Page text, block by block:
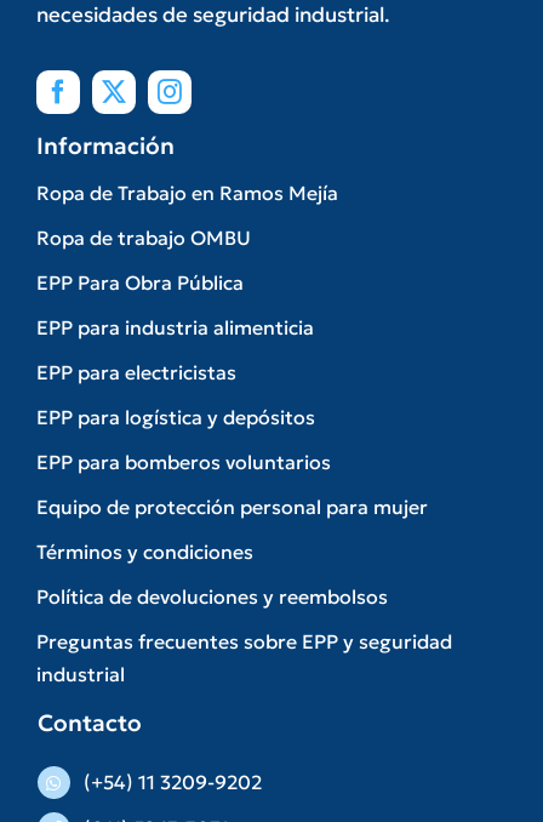
necesidades de seguridad industrial.
Información
Ropa de Trabajo en Ramos Mejía
Ropa de trabajo OMBU
EPP Para Obra Pública
EPP para industria alimenticia
EPP para electricistas
EPP para logística y depósitos
EPP para bomberos voluntarios
Equipo de protección personal para mujer
Términos y condiciones
Política de devoluciones y reembolsos
Preguntas frecuentes sobre EPP y seguridad
industrial
Contacto
(+54) 11 3209-9202